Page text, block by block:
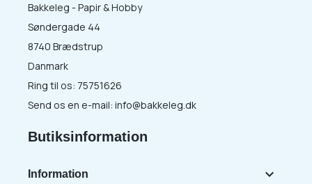
Bakkeleg - Papir & Hobby
Søndergade 44
8740 Brædstrup
Danmark
Ring til os: 75751626
Send os en e-mail: info@bakkeleg.dk
Butiksinformation
Information 